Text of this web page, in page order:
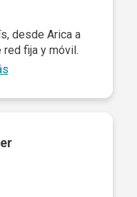
desde Arica a
red fija y móvil.